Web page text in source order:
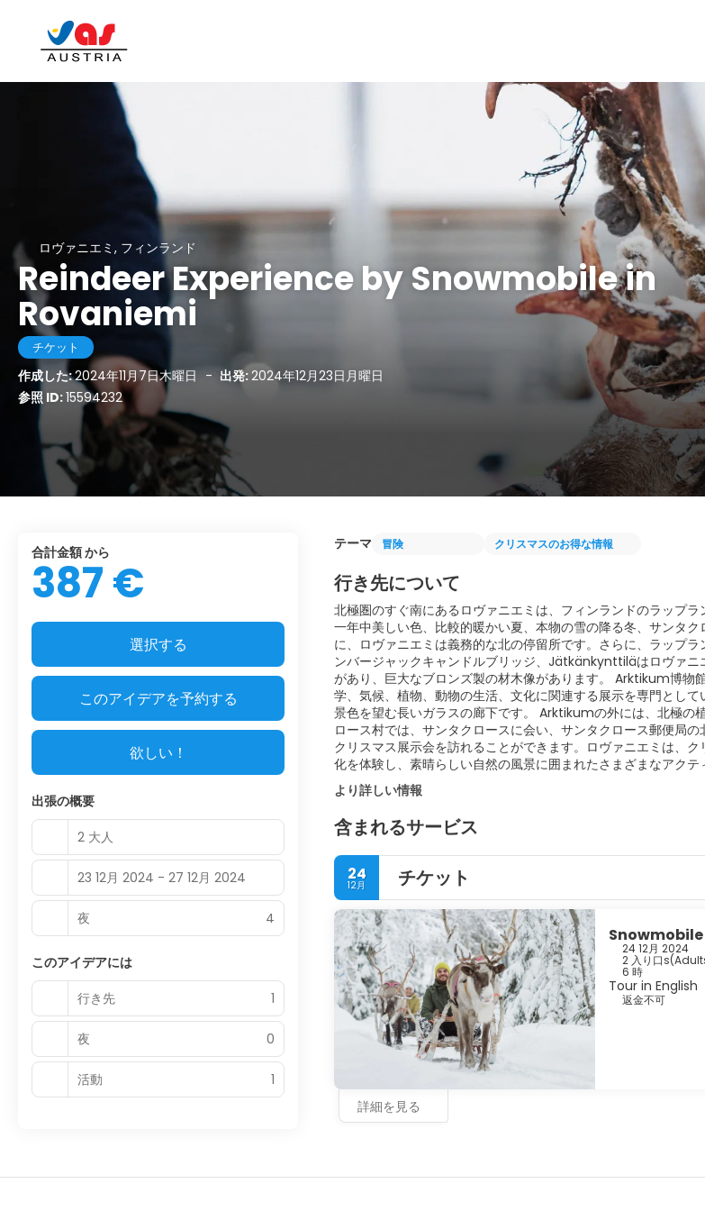
ロヴァニエミ, フィンランド
Reindeer Experience by Snowmobile in
Rovaniemi
チケット
作成した:2024年11月7日木曜日 - 出発:2024年12月23日月曜日
参照 ID:15594232
テーマ 冒険 クリスマスのお得な情報
行き先について
北極圏のすぐ南にあるロヴァニエミは、フィンランドのラップ
一年中美しい色、比較的暖かい夏、本物の雪の降る冬、サンタ
に、ロヴァニエミは義務的な北の停留所です。さらに、ラップ
ンバージャックキャンドルブリッジ、Jätkänkynttiläはロヴァニ
があり、巨大なブロンズ製の材木像があります。 Arktikum博物
学、気候、植物、動物の生活、文化に関連する展示を専門とし
景色を望む長いガラスの廊下です。 Arktikumの外には、北極の
ロース村では、サンタクロースに会い、サンタクロース郵便局
クリスマス展示会を訪れることができます。ロヴァニエミは、
化を体験し、素晴らしい自然の風景に囲まれたさまざまなアクテ
より詳しい情報
含まれるサービス
24
12月 チケット
Snowmobile
24 12月 2024
2 入り口s(
6 時
Tour in English
返金不可
詳細を見る
合計金額 から
387 €
選択する
このアイデアを予約する
欲しい！
出張の概要
2 大人
23 12月 2024 - 27 12月 2024
夜 4
このアイデアには
行き先
1
夜 0
活動 1